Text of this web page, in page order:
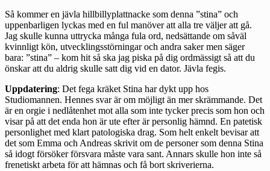
Så kommer en jävla hillbillyplattnacke som denna ”stina” och
uppenbarligen lyckas med en ful manöver att alla tre väljer att gå.
Jag skulle kunna uttrycka många fula ord, nedsättande om såväl
kvinnligt kön, utvecklingsstörningar och andra saker men säger
bara: ”stina” – kom hit så ska jag piska på dig ordmässigt så att du
önskar att du aldrig skulle satt dig vid en dator. Jävla fegis.
Uppdatering: Detfega kräket Stina har dykt upp hos
Studiomannen. Hennes svar är om möjligt än mer skrämmande. Det
är en orgie i nedlåtenhet mot alla som inte tycker precis som hon och
visar på att det enda hon är ute efter är personlig hämnd. En patetisk
personlighet med klart patologiska drag. Som helt enkelt bevisar att
det som Emma och Andreas skrivit om de personer som denna Stina
så idogt försöker försvara måste vara sant. Annars skulle hon inte så
frenetiskt arbeta för att hämnas och få bort skriverierna.